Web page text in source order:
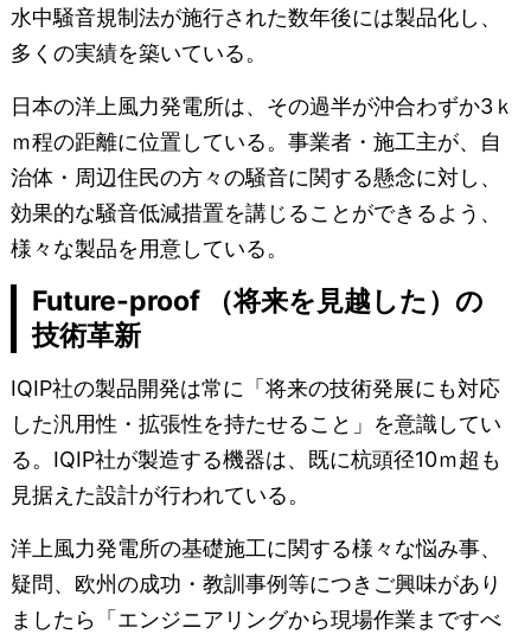
水中騒音規制法が施行された数年後には製品化し、
多くの実績を築いている。
日本の洋上風力発電所は、その過半が沖合わずか3ｋ
ｍ程の距離に位置している。事業者・施工主が、自
治体・周辺住民の方々の騒音に関する懸念に対し、
効果的な騒音低減措置を講じることができるよう、
様々な製品を用意している。
Future-proof （将来を見越した）の
技術革新
IQIP社の製品開発は常に「将来の技術発展にも対応
した汎用性・拡張性を持たせること」を意識してい
る。IQIP社が製造する機器は、既に杭頭径10ｍ超も
見据えた設計が行われている。
洋上風力発電所の基礎施工に関する様々な悩み事、
疑問、欧州の成功・教訓事例等につきご興味があり
ましたら「エンジニアリングから現場作業まですべ